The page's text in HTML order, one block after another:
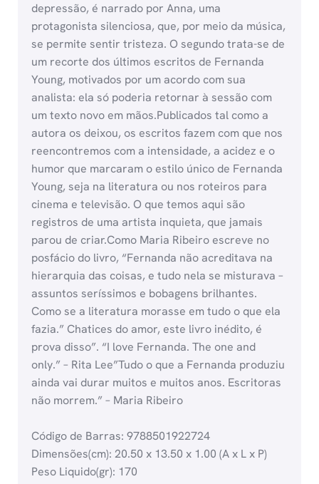
depressão, é narrado por Anna, uma
protagonista silenciosa, que, por meio da música,
se permite sentir tristeza. O segundo trata-se de
um recorte dos últimos escritos de Fernanda
Young, motivados por um acordo com sua
analista: ela só poderia retornar à sessão com
um texto novo em mãos.Publicados tal como a
autora os deixou, os escritos fazem com que nos
reencontremos com a intensidade, a acidez e o
humor que marcaram o estilo único de Fernanda
Young, seja na literatura ou nos roteiros para
cinema e televisão. O que temos aqui são
registros de uma artista inquieta, que jamais
parou de criar.Como Maria Ribeiro escreve no
posfácio do livro, “Fernanda não acreditava na
hierarquia das coisas, e tudo nela se misturava –
assuntos seríssimos e bobagens brilhantes.
Como se a literatura morasse em tudo o que ela
fazia.” Chatices do amor, este livro inédito, é
prova disso”. “I love Fernanda. The one and
only.” – Rita Lee”Tudo o que a Fernanda produziu
ainda vai durar muitos e muitos anos. Escritoras
não morrem.” – Maria Ribeiro
Código de Barras: 9788501922724
Dimensões(cm): 20.50 x 13.50 x 1.00 (A x L x P)
Peso Liquido(gr): 170